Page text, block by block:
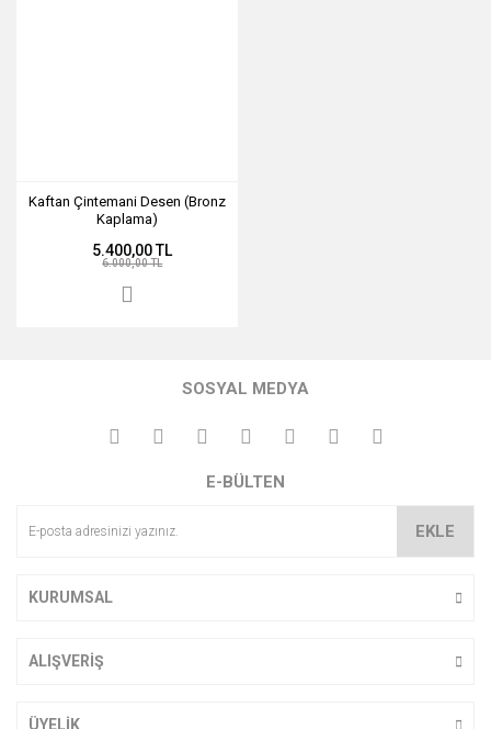
Kaftan Çintemani Desen (Bronz
Kaplama)
5.400,00 TL
6.000,00 TL
SOSYAL MEDYA
E-BÜLTEN
EKLE
KURUMSAL
ALIŞVERİŞ
ÜYELİK